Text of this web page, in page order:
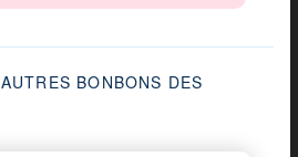
BONBONS DES